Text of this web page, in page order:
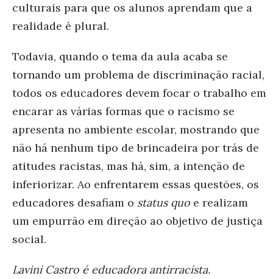
culturais para que os alunos aprendam que a
realidade é plural.
Todavia, quando o tema da aula acaba se
tornando um problema de discriminação racial,
todos os educadores devem focar o trabalho em
encarar as várias formas que o racismo se
apresenta no ambiente escolar, mostrando que
não há nenhum tipo de brincadeira por trás de
atitudes racistas, mas há, sim, a intenção de
inferiorizar. Ao enfrentarem essas questões, os
educadores desafiam o status quo e realizam
um empurrão em direção ao objetivo de justiça
social.
Lavini Castro é educadora antirracista.